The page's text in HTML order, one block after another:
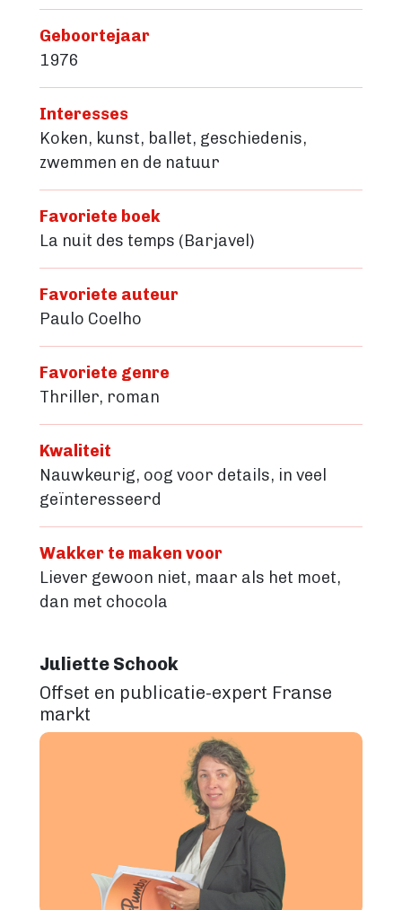
Geboortejaar
1976
Interesses
Koken, kunst, ballet, geschiedenis,
zwemmen en de natuur
Favoriete boek
La nuit des temps (Barjavel)
Favoriete auteur
Paulo Coelho
Favoriete genre
Thriller, roman
Kwaliteit
Nauwkeurig, oog voor details, in veel
geïnteresseerd
Wakker te maken voor
Liever gewoon niet, maar als het moet,
dan met chocola
Juliette Schook
Offset en publicatie-expert Franse
markt
Image